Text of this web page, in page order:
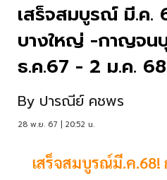
เสร็จสมบูรณ์ มี.ค.
บางใหญ่ -กาญจน
ธ.ค.67 - 2 ม.ค. 68
By ปารณีย์ คชพร
28 พ.ย. 67 | 20:52 น.
เสร็จสมบูรณ์มี.ค.68!